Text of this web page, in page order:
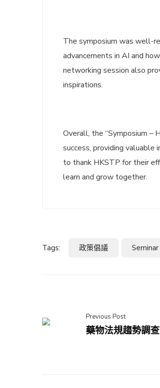
The symposium was well-
advancements in AI and
networking session also
inspirations.
Overall, the “Symposium –
success, providing
to thank HKSTP for their
learn and grow together.
Tags: 政策倡議 Seminar
Previous Post
藥物法規趨勢調